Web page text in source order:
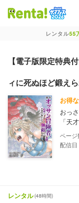
レンタル55
【電子版限定特典
ィに死ぬほど鍛え
お得
おっ
「天
配信
レンタル(48時間)